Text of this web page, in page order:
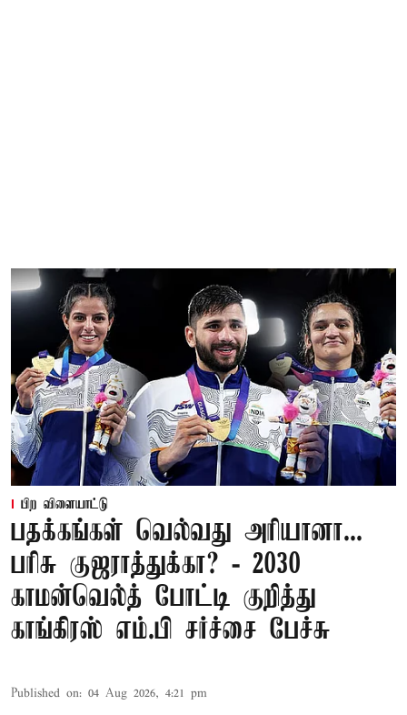
பிற விளையாட்டு
பதக்கங்கள் வெல்வது அரியானா...
பரிசு குஜராத்துக்கா? - 2030
காமன்வெல்த் போட்டி குறித்து
காங்கிரஸ் எம்.பி சர்ச்சை பேச்சு
Published on: 04 Aug 2026, 4:21 pm